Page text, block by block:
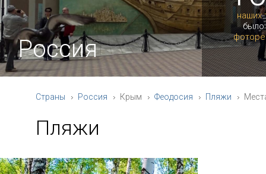
наших
было
Россия
Страны Россия Крым Феодосия Пляжи
Пляжи